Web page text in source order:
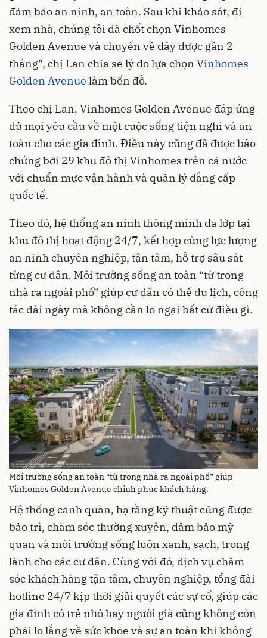
đảm bảo an ninh, an toàn. Sau khi khảo sát, đi
xem nhà, chúng tôi đã chốt chọn Vinhomes
Golden Avenue và chuyển về đây được gần 2
tháng”, chị Lan chia sẻ lý do lựa chọn Vinhomes
Golden Avenue làm bến đỗ.
Theo chị Lan, Vinhomes Golden Avenue đáp ứng
đủ mọi yêu cầu về một cuộc sống tiện nghi và an
toàn cho các gia đình. Điều này cũng đã được bảo
chứng bởi 29 khu đô thị Vinhomes trên cả nước
với chuẩn mực vận hành và quản lý đẳng cấp
quốc tế.
Theo đó, hệ thống an ninh thông minh đa lớp tại
khu đô thị hoạt động 24/7, kết hợp cùng lực lượng
an ninh chuyên nghiệp, tận tâm, hỗ trợ sâu sát
từng cư dân. Môi trường sống an toàn “từ trong
nhà ra ngoài phố” giúp cư dân có thể du lịch, công
tác dài ngày mà không cần lo ngại bất cứ điều gì.
Môi trường sống an toàn “từ trong nhà ra ngoài phố” giúp
Vinhomes Golden Avenue chinh phục khách hàng.
Hệ thống cảnh quan, hạ tầng kỹ thuật cũng được
bảo trì, chăm sóc thường xuyên, đảm bảo mỹ
quan và môi trường sống luôn xanh, sạch, trong
lành cho các cư dân. Cùng với đó, dịch vụ chăm
sóc khách hàng tận tâm, chuyên nghiệp, tổng đài
hotline 24/7 kịp thời giải quyết các sự cố, giúp các
gia đình có trẻ nhỏ hay người già cũng không còn
phải lo lắng về sức khỏe và sự an toàn khi không